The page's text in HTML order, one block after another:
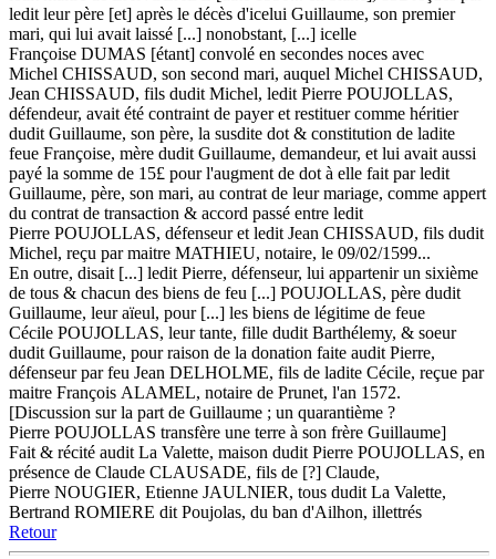
ledit leur père [et] après le décès d'icelui Guillaume, son premier
mari, qui lui avait laissé [...] nonobstant, [...] icelle
Françoise DUMAS [étant] convolé en secondes noces avec
Michel CHISSAUD, son second mari, auquel Michel CHISSAUD,
Jean CHISSAUD, fils dudit Michel, ledit Pierre POUJOLLAS,
défendeur, avait été contraint de payer et restituer comme héritier
dudit Guillaume, son père, la susdite dot & constitution de ladite
feue Françoise, mère dudit Guillaume, demandeur, et lui avait aussi
payé la somme de 15£ pour l'augment de dot à elle fait par ledit
Guillaume, père, son mari, au contrat de leur mariage, comme appert
du contrat de transaction & accord passé entre ledit
Pierre POUJOLLAS, défenseur et ledit Jean CHISSAUD, fils dudit
Michel, reçu par maitre MATHIEU, notaire, le 09/02/1599...
En outre, disait [...] ledit Pierre, défenseur, lui appartenir un sixième
de tous & chacun des biens de feu [...] POUJOLLAS, père dudit
Guillaume, leur aïeul, pour [...] les biens de légitime de feue
Cécile POUJOLLAS, leur tante, fille dudit Barthélemy, & soeur
dudit Guillaume, pour raison de la donation faite audit Pierre,
défenseur par feu Jean DELHOLME, fils de ladite Cécile, reçue par
maitre François ALAMEL, notaire de Prunet, l'an 1572.
[Discussion sur la part de Guillaume ; un quarantième ?
Pierre POUJOLLAS transfère une terre à son frère Guillaume]
Fait & récité audit La Valette, maison dudit Pierre POUJOLLAS, en
présence de Claude CLAUSADE, fils de [?] Claude,
Pierre NOUGIER, Etienne JAULNIER, tous dudit La Valette,
Bertrand ROMIERE dit Poujolas, du ban d'Ailhon, illettrés
Retour